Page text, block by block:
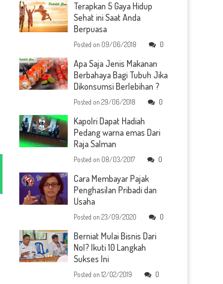
Terapkan 5 Gaya Hidup
Sehat ini Saat Anda
Berpuasa
Posted on 09/06/2018 0
Apa Saja Jenis Makanan
Berbahaya Bagi Tubuh Jika
Dikonsumsi Berlebihan ?
Posted on29/06/2018 0
Kapolri Dapat Hadiah
Pedang warna emas Dari
Raja Salman
Posted on 08/03/2017 0
Cara Membayar Pajak
Penghasilan Pribadi dan
Usaha
Posted on23/09/2020 0
Berniat Mulai Bisnis Dari
Nol? Ikuti 10 Langkah
Sukses Ini
Posted on12/02/2019 0